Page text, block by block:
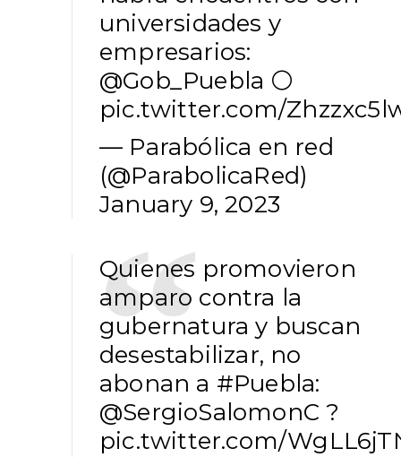
universidades y
empresarios:
@Gob_Puebla ⚪️
pic.twitter.com/
— Parabólica en red
(@ParabolicaRed)
January 9, 2023
Quienes promovieron
amparo contra la
gubernatura y buscan
desestabilizar, no
abonan a #Puebla:
@SergioSalomonC ?
pic.twitter.com/